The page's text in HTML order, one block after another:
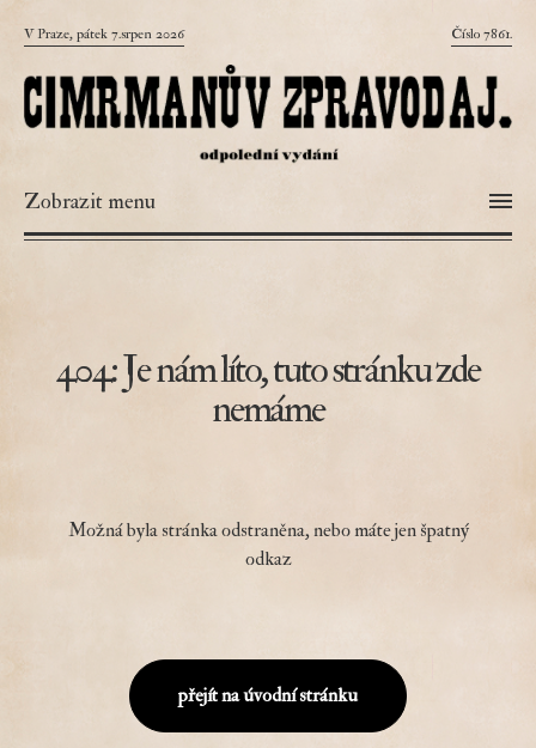
V Praze, pátek 7.srpen 2026 Číslo 7861.
Zobrazit menu
404: Je nám líto, tuto stránku zde
nemáme
Možná byla stránka odstraněna, nebo máte jen špatný
odkaz
přejít na úvodní stránku